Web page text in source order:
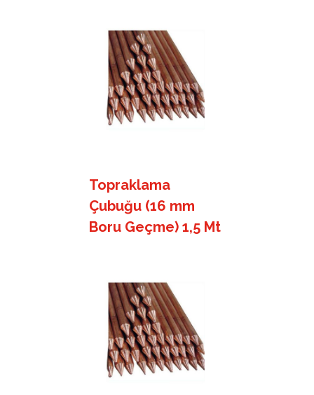
Topraklama
Çubuğu (16 mm
Boru Geçme) 1,5 Mt